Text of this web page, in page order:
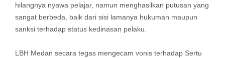
hilangnya nyawa pelajar, namun menghasilkan putusan yang
sangat berbeda, baik dari sisi lamanya hukuman maupun
sanksi terhadap status kedinasan pelaku.
LBH Medan secara tegas mengecam vonis terhadap Sertu